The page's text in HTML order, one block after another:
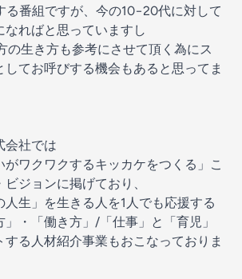
番組ですが、今の10−20代に対して
なればと思っていますし
の生き方も参考にさせて頂く為にス
てお呼びする機会もあると思ってま
会社では
がワクワクするキッカケをつくる」こ
ジョンに掲げており、
人生」を生きる人を1人でも応援する
・「働き方」/「仕事」と「育児」
る人材紹介事業もおこなっておりま